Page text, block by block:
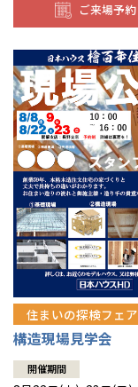
ご来場予約
住まいの探検フェア
構造現場見学会
開催期間